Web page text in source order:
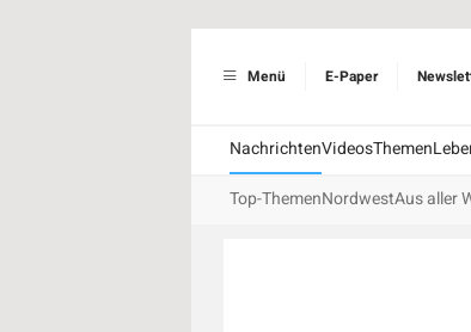
Menü E-Paper
NachrichtenVideosThemen
Top-ThemenNordwestAus aller